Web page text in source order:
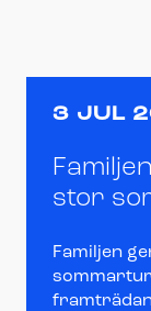
3 JUL
stor
Familjen